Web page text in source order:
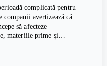
complicată pentru
avertizează că
să afecteze
materiile prime și…